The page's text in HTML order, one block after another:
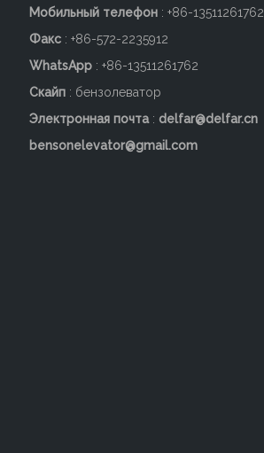
Мобильный телефон : +86-13511261762
Факс : +86-572-2235912
WhatsApp : +86-13511261762
Скайп : бензолеватор
Электронная почта: delfar@delfar.cn
bensonelevator@gmail.com